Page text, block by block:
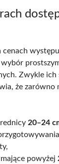
cenach
Zwykle ich
że zarówno
20–24
powyżej